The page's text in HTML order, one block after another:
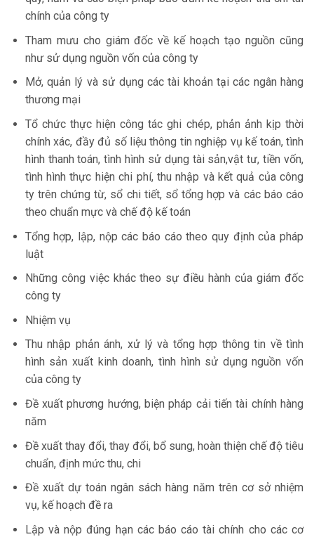
chính của công ty
Tham mưu cho giám đốc về kế hoạch tạo nguồn cũng
như sử dụng nguồn vốn của công ty
Mở, quản lý và sử dụng các tài khoản tại các ngân hàng
thương mại
Tổ chức thực hiện công tác ghi chép, phản ảnh kịp thời
chính xác, đầy đủ số liệu thông tin nghiệp vụ kế toán, tình
hình thanh toán, tình hình sử dụng tài sản,vật tư, tiền vốn,
tình hình thực hiện chi phí, thu nhập và kết quả của công
ty trên chứng từ, sổ chi tiết, sổ tổng hợp và các báo cáo
theo chuẩn mực và chế độ kế toán
Tổng hợp, lập, nộp các báo cáo theo quy định của pháp
luật
Những công việc khác theo sự điều hành của giám đốc
công ty
Nhiệm vụ
Thu nhập phản ánh, xử lý và tổng hợp thông tin về tình
hình sản xuất kinh doanh, tình hình sử dụng nguồn vốn
của công ty
Đề xuất phương hướng, biện pháp cải tiến tài chính hàng
năm
Đề xuất thay đổi, thay đổi, bổ sung, hoàn thiện chế độ tiêu
chuẩn, định mức thu, chi
Đề xuất dự toán ngân sách hàng năm trên cơ sở nhiệm
vụ, kế hoạch đề ra
Lập và nộp đúng hạn các báo cáo tài chính cho các cơ